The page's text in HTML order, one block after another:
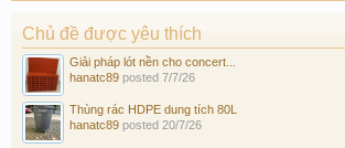
Chủ đề được yêu thích
Giải pháp lót nền cho concert...
hanatc89 posted 7/7/26
Thùng rác HDPE dung tích 80L
hanatc89 posted 20/7/26